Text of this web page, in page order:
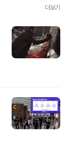
더보기